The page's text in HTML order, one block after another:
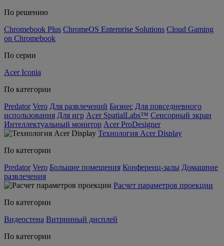
По решению
Chromebook Plus ChromeOS Enterprise Solutions Cloud Gaming
on Chromebook
По серии
Acer Iconia
По категории
Predator Vero Для развлечений Бизнес Для повседневного
использования Для игр Acer SpatialLabs™ Сенсорный экран
Интеллектуальный монитор Acer ProDesigner
Технология Acer Display
По категории
Predator Vero Большие помещения Конференц-залы Домашние
развлечения
Расчет параметров проекции
По категории
Видеостена Витринный дисплей
По категории